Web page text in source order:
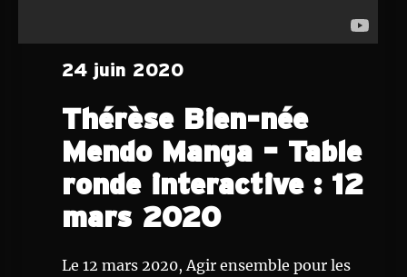
24 juin 2020
Thérèse Bien-née
Mendo Manga – Table
ronde interactive : 12
mars 2020
Le 12 mars 2020, Agir ensemble pour les